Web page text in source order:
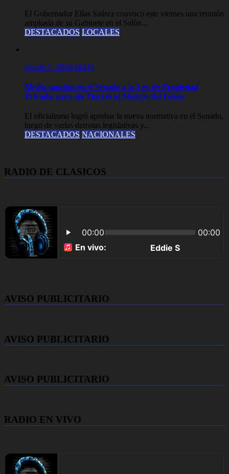
El Gobernador Elías Suárez convocó este viernes una reunión
ampliada de su Gabinete en el Salón...
DESTACADOS LOCALES
agosto 7, 2026 MAD
Media sanción en el Senado a la Ley de Propiedad
Privada, pero sin Tierras ni Manejo del Fuego
El oficialismo logró aprobar la nueva normativa en el Senado,
luego de varias derrotas legislativas y...
DESTACADOS NACIONALES
RADIO DE CLASICOS
AVISO PUBLICITARIO
AVISO PUBLICITARIO
AVISO PUBLICITARIO
RADIO EN VIVO